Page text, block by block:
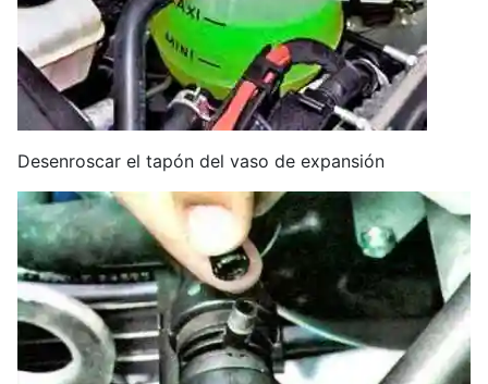
Desenroscar el tapón del vaso de expansión